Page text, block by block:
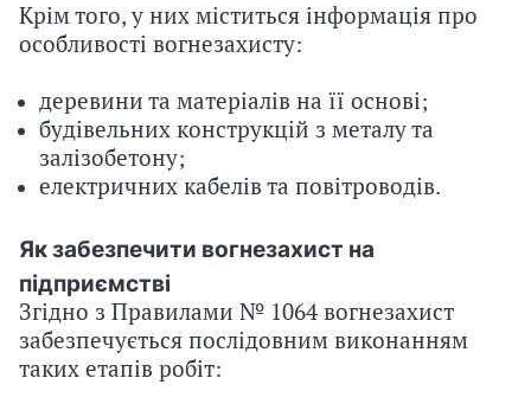
Крім того, у них міститься інформація про
особливості вогнезахисту:
деревини та матеріалів на її основі;
будівельних конструкцій з металу та
залізобетону;
електричних кабелів та повітроводів.
Як забезпечити вогнезахист на
підприємстві
Згідно з Правилами № 1064 вогнезахист
забезпечується послідовним виконанням
таких етапів робіт: